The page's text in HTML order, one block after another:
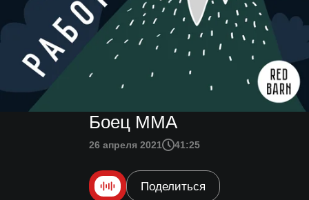
Боец ММА
26 апреля 2021 41:25
Поделиться